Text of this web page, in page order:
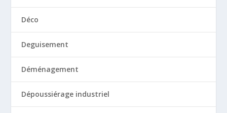
Déco
Deguisement
Déménagement
Dépoussiérage industriel